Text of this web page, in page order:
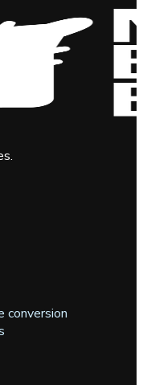
conversion